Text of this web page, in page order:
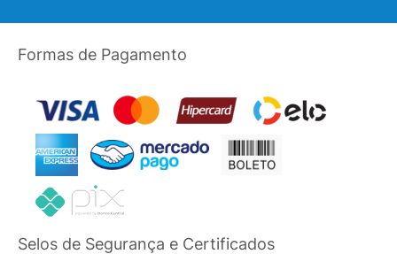
Formas de Pagamento
Selos de Segurança e Certificados